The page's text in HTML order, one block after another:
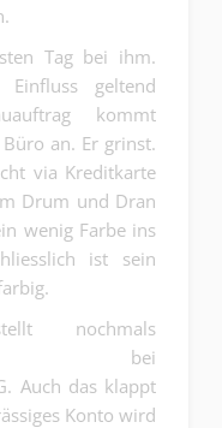
Tag bei ihm.
geltend
kommt
an. Er grinst.
via Kreditkarte
Drum und Dran
wenig Farbe ins
ist sein
nochmals
bei
Auch das klappt
Konto wird